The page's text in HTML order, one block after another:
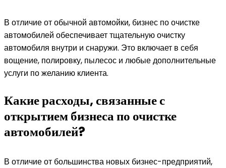
В отличие от обычной автомойки, бизнес по очистке
автомобилей обеспечивает тщательную очистку
автомобиля внутри и снаружи. Это включает в себя
вощение, полировку, пылесос и любые дополнительные
услуги по желанию клиента.
Какие расходы, связанные с
открытием бизнеса по очистке
автомобилей?
В отличие от большинства новых бизнес-предприятий,